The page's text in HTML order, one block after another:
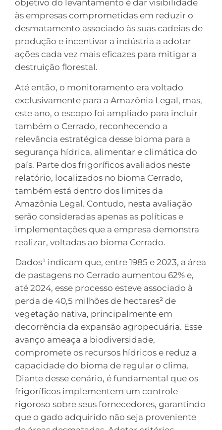
objetivo do levantamento é dar visibilidade
às empresas comprometidas em reduzir o
desmatamento associado às suas cadeias de
produção e incentivar a indústria a adotar
ações cada vez mais eficazes para mitigar a
destruição florestal.
Até então, o monitoramento era voltado
exclusivamente para a Amazônia Legal, mas,
este ano, o escopo foi ampliado para incluir
também o Cerrado, reconhecendo a
relevância estratégica desse bioma para a
segurança hídrica, alimentar e climática do
país. Parte dos frigoríficos avaliados neste
relatório, localizados no bioma Cerrado,
também está dentro dos limites da
Amazônia Legal. Contudo, nesta avaliação
serão consideradas apenas as políticas e
implementações que a empresa demonstra
realizar, voltadas ao bioma Cerrado.
Dados¹ indicam que, entre 1985 e 2023, a área
de pastagens no Cerrado aumentou 62% e,
até 2024, esse processo esteve associado à
perda de 40,5 milhões de hectares² de
vegetação nativa, principalmente em
decorrência da expansão agropecuária. Esse
avanço ameaça a biodiversidade,
compromete os recursos hídricos e reduz a
capacidade do bioma de regular o clima.
Diante desse cenário, é fundamental que os
frigoríficos implementem um controle
rigoroso sobre seus fornecedores, garantindo
que o gado adquirido não seja proveniente